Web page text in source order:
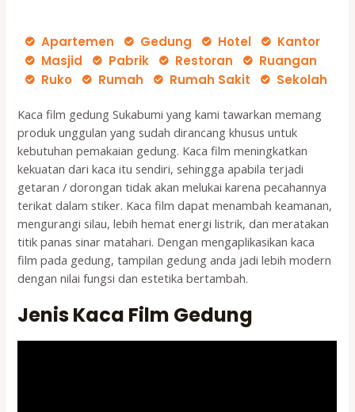
Apartemen Gedung Hotel
Kantor
Masjid
Pabrik Restoran
Ruangan
Ruko
Rumah Rumah Sakit Sekolah
Kaca film gedung Sukabumi yang kami tawarkan memang
produk unggulan yang sudah dirancang khusus untuk
kebutuhan pemakaian gedung. Kaca film meningkatkan
kekuatan dari kaca itu sendiri, sehingga apabila terjadi
getaran / dorongan tidak akan melukai karena pecahannya
terikat dalam stiker. Kaca film dapat menambah keamanan,
mengurangi silau, lebih hemat energi listrik, dan meratakan
titik panas sinar matahari. Dengan mengaplikasikan kaca
film pada gedung, tampilan gedung anda jadi lebih modern
dengan nilai fungsi dan estetika bertambah.
Jenis Kaca Film Gedung